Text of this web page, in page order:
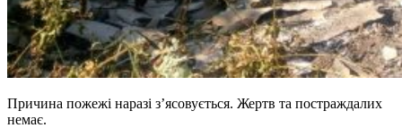
Причина пожежі наразі з’ясовується. Жертв та постраждалих
немає.